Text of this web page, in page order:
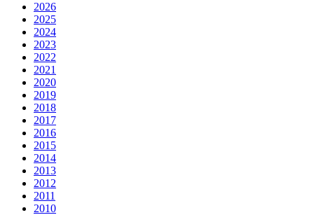
2026
2025
2024
2023
2022
2021
2020
2019
2018
2017
2016
2015
2014
2013
2012
2011
2010